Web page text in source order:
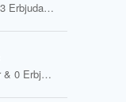
1 Rabattkod & 3 Erbjudanden
10 Rabattkoder & 0 Erbjudanden